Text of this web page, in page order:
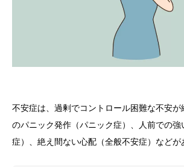
不安症は、過剰でコントロール困難な不安が
のパニック発作（パニック症）、人前での強
症）、絶え間ない心配（全般不安症）などが